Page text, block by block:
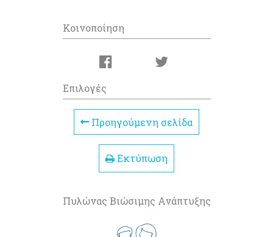
Κοινοποίηση
Επιλογές
Προηγούμενη σελίδα
Εκτύπωση
Πυλώνας Βιώσιμης Ανάπτυξης